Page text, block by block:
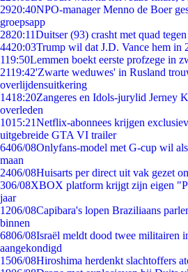
2920:40NPO-manager Menno de Boer
groepsapp
2820:11Duitser (93) crasht met quad
4420:03Trump wil dat J.D. Vance hem in
119:50Lemmen boekt eerste profzege in
2119:42'Zwarte weduwes' in Rusland
overlijdensuitkering
1418:20Zangeres en Idols-jurylid Jerney
overleden
1015:21Netflix-abonnees krijgen
uitgebreide GTA VI trailer
6406/08Onlyfans-model met G-cup wil
maan
2406/08Huisarts per direct uit vak gezet
306/08XBOX platform krijgt zijn eigen
jaar
1206/08Capibara's lopen Braziliaans
binnen
6806/08Israël meldt dood twee militairen
aangekondigd
1506/08Hiroshima herdenkt slachtoffers